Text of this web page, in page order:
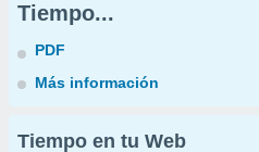
Tiempo...
PDF
Más información
Tiempo en tu Web